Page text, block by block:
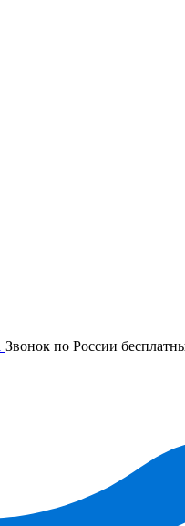
Звонок по России